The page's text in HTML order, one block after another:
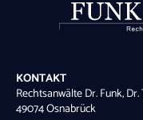
KONTAKT
Rechtsanwälte Dr. Funk,
49074 Osnabrück